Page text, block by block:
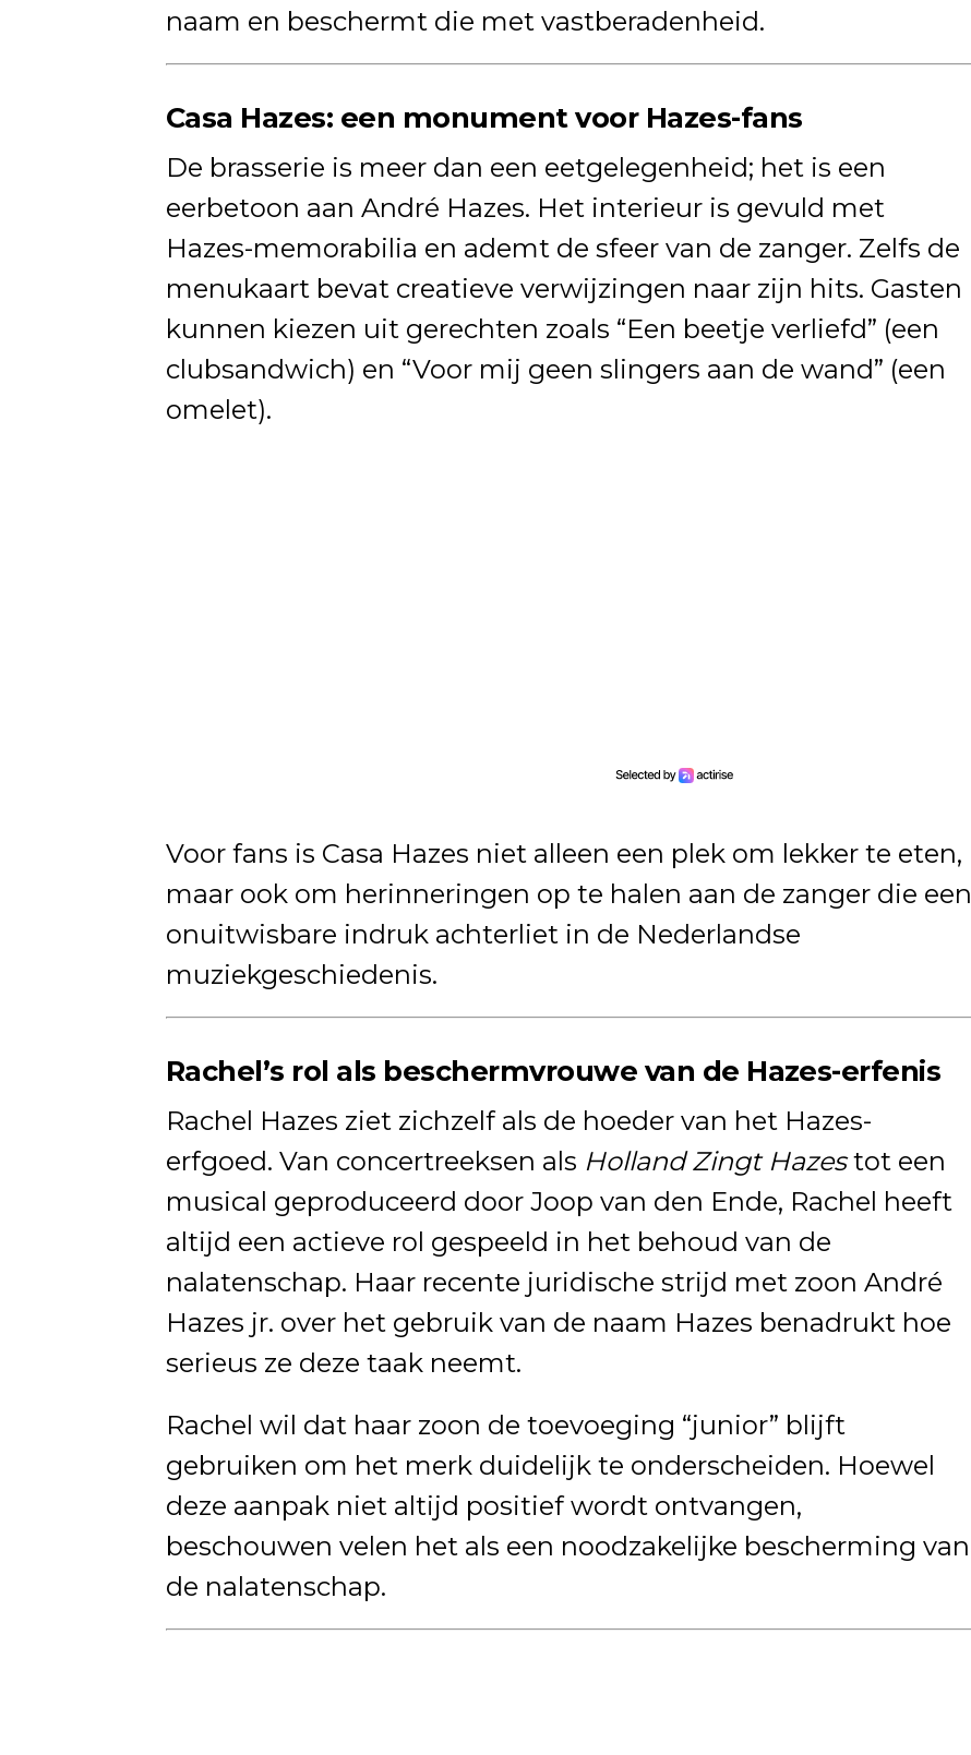
naam en beschermt die met vastberadenheid.
Casa Hazes: een monument voor Hazes-fans
De brasserie is meer dan een eetgelegenheid; het is een
eerbetoon aan André Hazes. Het interieur is gevuld met
Hazes-memorabilia en ademt de sfeer van de zanger. Zelfs de
menukaart bevat creatieve verwijzingen naar zijn hits. Gasten
kunnen kiezen uit gerechten zoals “Een beetje verliefd” (een
clubsandwich) en “Voor mij geen slingers aan de wand” (een
omelet).
Voor fans is Casa Hazes niet alleen een plek om lekker te eten,
maar ook om herinneringen op te halen aan de zanger die een
onuitwisbare indruk achterliet in de Nederlandse
muziekgeschiedenis.
Rachel’s rol als beschermvrouwe van de Hazes-erfenis
Rachel Hazes ziet zichzelf als de hoeder van het Hazes-
erfgoed. Van concertreeksen als Holland Zingt Hazestot een
musical geproduceerd door Joop van den Ende, Rachel heeft
altijd een actieve rol gespeeld in het behoud van de
nalatenschap. Haar recente juridische strijd met zoon André
Hazes jr. over het gebruik van de naam Hazes benadrukt hoe
serieus ze deze taak neemt.
Rachel wil dat haar zoon de toevoeging “junior” blijft
gebruiken om het merk duidelijk te onderscheiden. Hoewel
deze aanpak niet altijd positief wordt ontvangen,
beschouwen velen het als een noodzakelijke bescherming van
de nalatenschap.